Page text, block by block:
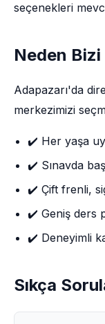
seçenekleri
Neden
Adapazarı'da
merkezimizi
✔️ Her yaşa
✔️ Sınavda
✔️ Çift frenli,
✔️ Geniş ders
✔️ Deneyimli
Sıkça